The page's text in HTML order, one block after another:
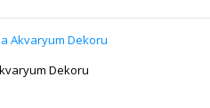
Akvaryum Dekoru